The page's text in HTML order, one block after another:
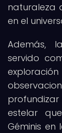
naturaleza
en el
Además,
servido
profundizar
estelar
Géminis en